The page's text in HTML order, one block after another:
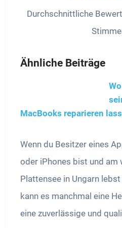
Durchschnittliche
Ähnliche Beiträge
MacBooks reparieren
Wenn du Besitzer eines
oder iPhones bist und am
Plattensee in Ungarn
kann es manchmal eine
eine zuverlässige und